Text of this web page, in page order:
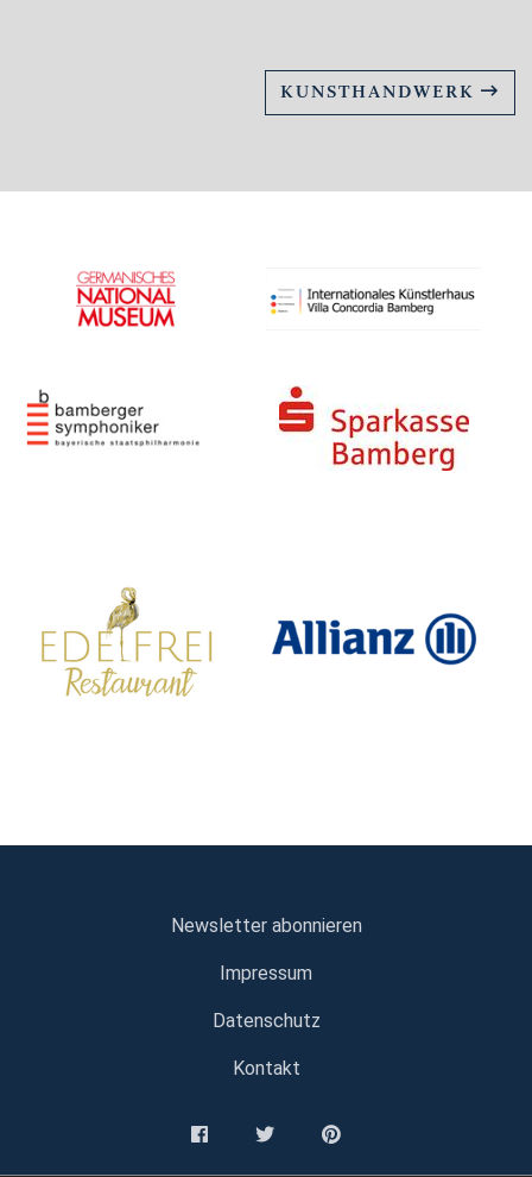
KUNSTHANDWERK
Newsletter abonnieren
Impressum
Datenschutz
Kontakt